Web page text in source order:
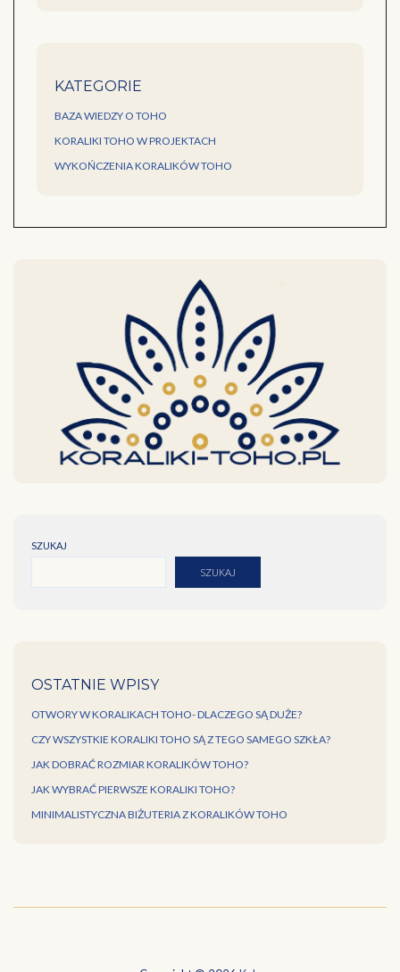
KATEGORIE
BAZA WIEDZY O TOHO
KORALIKI TOHO W PROJEKTACH
WYKOŃCZENIA KORALIKÓW TOHO
SZUKAJ
SZUKAJ
OSTATNIE WPISY
OTWORY W KORALIKACH TOHO- DLACZEGO SĄ DUŻE?
CZY WSZYSTKIE KORALIKI TOHO SĄ Z TEGO SAMEGO SZKŁA?
JAK DOBRAĆ ROZMIAR KORALIKÓW TOHO?
JAK WYBRAĆ PIERWSZE KORALIKI TOHO?
MINIMALISTYCZNA BIŻUTERIA Z KORALIKÓW TOHO